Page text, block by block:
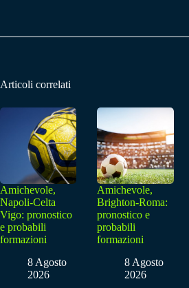
Articoli correlati
Amichevole,
Napoli-Celta
Vigo: pronostico
e probabili
formazioni
8 Agosto
2026
Amichevole,
Brighton-Roma:
pronostico e
probabili
formazioni
8 Agosto
2026